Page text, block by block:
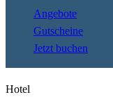
Angebote
Gutscheine
Jetzt buchen
Hotel